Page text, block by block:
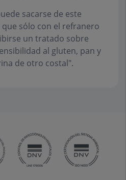
sacarse de este
sólo con el refranero
un tratado sobre
al gluten, pan y
de otro costal".